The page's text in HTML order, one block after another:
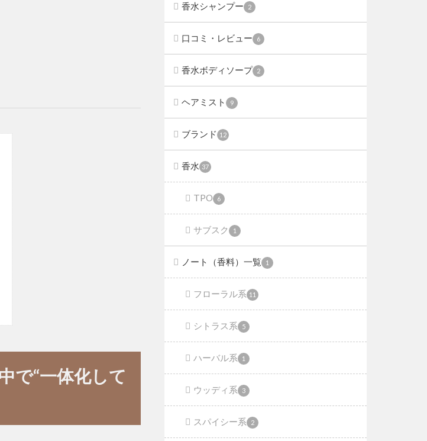
で“一体化して
香水シャンプー 2
口コミ・レビュー 6
香水ボディソープ 2
ヘアミスト 9
ブランド 12
香水 37
TPO 6
サブスク 1
ノート（香料）一覧 1
フローラル系 11
シトラス系 5
ハーバル系 1
ウッディ系 3
スパイシー系 2